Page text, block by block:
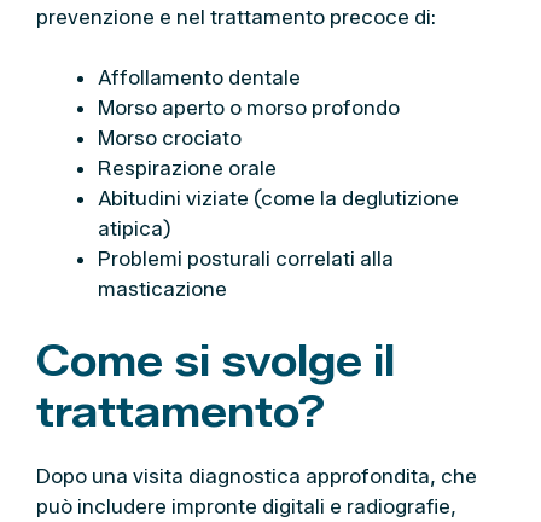
prevenzione e nel trattamento precoce di:
Affollamento dentale
Morso aperto o morso profondo
Morso crociato
Respirazione orale
Abitudini viziate (come la deglutizione
atipica)
Problemi posturali correlati alla
masticazione
Come si svolge il
trattamento?
Dopo una visita diagnostica approfondita, che
può includere impronte digitali e radiografie,